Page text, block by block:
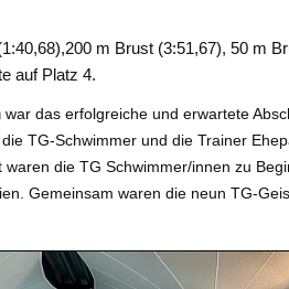
m Brust (3:51,67), 50 m
auf Platz 4.
war das erfolgreiche und erwartete
TG-Schwimmer und die Trainer
die TG Schwimmer/innen zu
Gemeinsam waren die neun TG-